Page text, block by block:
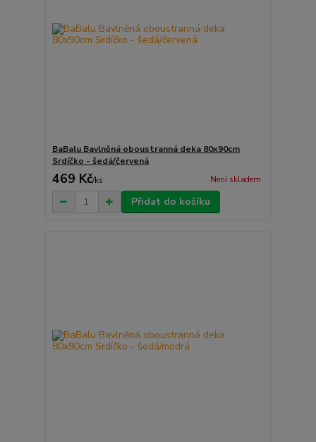
BaBalu Bavlněná oboustranná deka 80x90cm
Srdíčko - šedá/červená
469 Kč/ks Není skladem
Přidat do košíku